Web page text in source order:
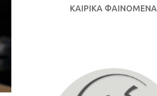
ΚΑΙΡΙΚΑ ΦΑΙΝΟΜΕΝΑ